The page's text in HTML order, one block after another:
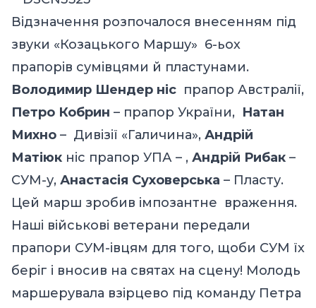
Відзначення розпочалося внесенням під
звуки «Козацького Маршу» 6-ьох
прапорів сумівцями й пластунами.
Володимир Шендер ніс прапор Австралії,
Петро Кобрин – прапор України, Натан
Михно – Дивізії «Галичина», Андрій
Матіюк ніс прапор УПА – , Андрій Рибак –
СУМ-у, Анастасія Суховерська – Пласту.
Цей марш зробив імпозантне враження.
Наші військові ветерани передали
прапори СУМ-івцям для того, щоби СУМ їх
беріг і вносив на святах на сцену! Молодь
маршерувала взірцево під команду Петра